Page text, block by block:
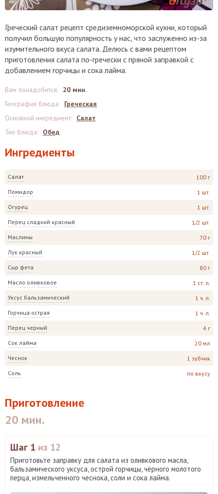
Греческий салат рецепт средиземноморской кухни, который
получил большую популярность у нас, что заслуженно из-за
изумительного вкуса салата. Делюсь с вами рецептом
приготовления салата по-гречески с пряной заправкой с
добавлением горчицы и сока лайма.
Ингредиенты
Салат 100 г
Помидор 1 шт.
Огурец 1 шт.
Перец сладкий красный 1/2 шт.
Маслины 70 г
Лук красный 1/2 шт.
Сыр фета 80 г
Масло оливковое 1 ст. л.
Уксус бальзамический 1 ч. л.
Горчица острая 1 ч. л.
Перец черный 4 г
Сок лайма 20 мл
Чеснок 1 зубчик
Соль по вкусу
Вам понадобится:
20 мин.
География блюда:
Греческая
Основной ингредиент:
Салат
Тип блюда: Обед
Приготовление
20 мин.
Шаг 1 из 12
Приготовьте заправку для салата из оливкового масла,
бальзамического уксуса, острой горчицы, чёрного молотого
перца, измельченного чеснока, соли и сока лайма.